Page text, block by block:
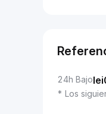
24h Bajolei
* Los